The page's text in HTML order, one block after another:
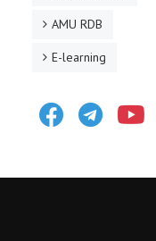
AMU RDB
E-learning
FacebookTelegram